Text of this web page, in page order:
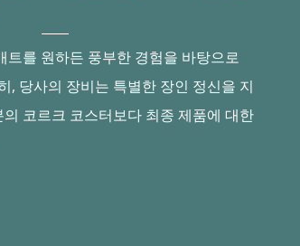
트를 원하든 풍부한 경험을 바탕으로
, 당사의 장비는 특별한 장인 정신을 지
코르크 코스터보다 최종 제품에 대한